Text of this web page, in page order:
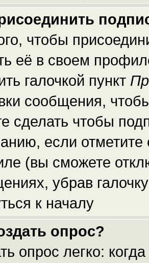
чтобы
её в своем
галочкой пункт
сообщения,
сделать чтобы
если
(вы сможете
убрав
к началу
опрос?
опрос легко: